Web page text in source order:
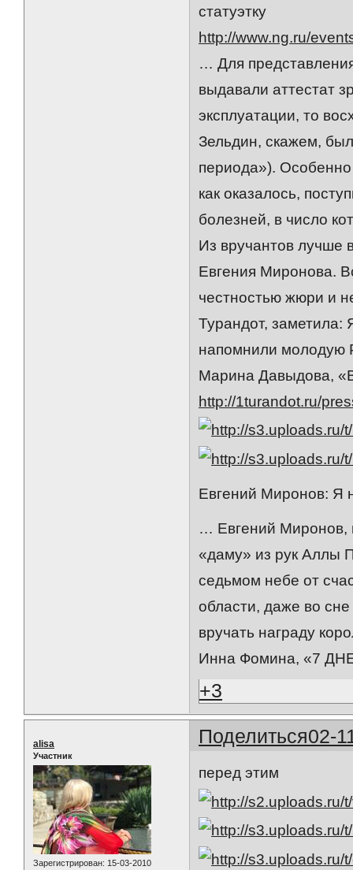
статуэтку
http://www.ng.ru/
… Для
выдавали аттестат
эксплуатации, то
Зельдин, скажем,
периода»).
как оказалось,
болезней, в число
Из вручантов лучше
Евгения Миронова.
честностью жюри и
Турандот, заметила:
напомнили молодую
Марина Давыдова,
http://1turandot.ru/
Евгений Миронов: Я
… Евгений Миронов,
«даму» из рук Аллы
седьмом небе от
области, даже во сне
вручать награду
Инна Фомина, «7
+3
Поделиться02-
alisa
Участник
Зарегистрирован: 15-03-2010
перед этим